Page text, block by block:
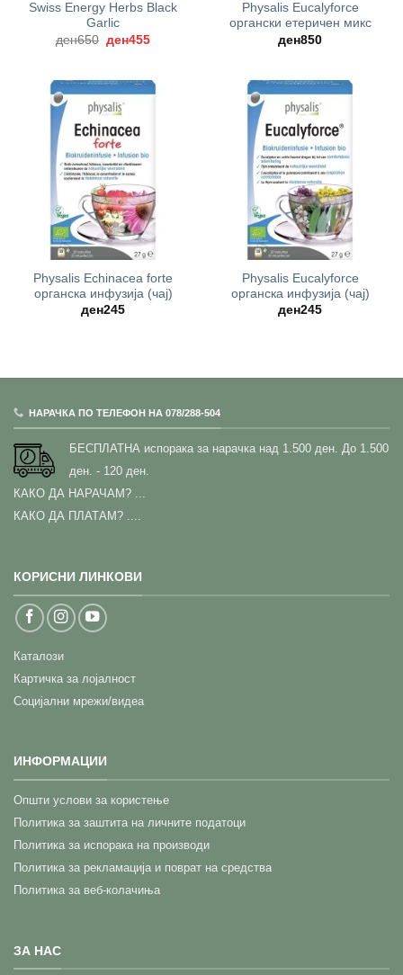
Swiss Energy Herbs Black
Garlic
ден650
Original
price
ден455Current
Physalis Eucalyforce
органски етеричен микс
ден850
Physalis Echinacea forte
oрганска инфузија (чај)
ден245
Physalis Eucalyforce
oрганска инфузија (чај)
ден245
НАРАЧКА ПО ТЕЛЕФОН НА 078/288-504
БЕСПЛАТНА испорака за нарачка над 1.500 ден. До 1.500
ден. - 120 ден.
КАКО ДА НАРАЧАМ? ...
КАКО ДА ПЛАТАМ? ....
КОРИСНИ ЛИНКОВИ
Каталози
Картичка за лојалност
Социјални мрежи/видеа
ИНФОРМАЦИИ
Општи услови за користење
Политика за заштита на личните податоци
Политика за испорака на производи
Политика за рекламација и поврат на средства
Политика за веб-колачиња
ЗА НАС